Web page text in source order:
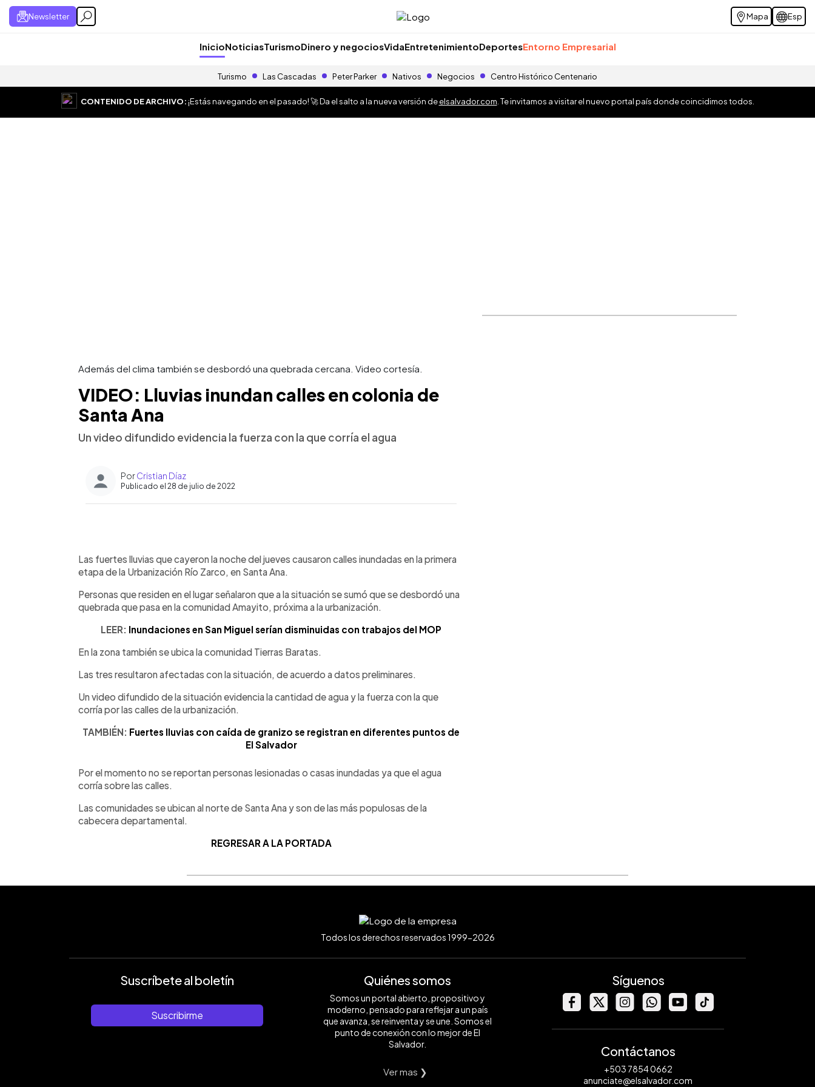
Newsletter Mapa Esp
InicioNoticiasTurismoDinero y negociosVidaEntretenimientoDeportesEntorno Empresarial
Turismo Las Cascadas Peter Parker Nativos Negocios Centro Histórico Centenario
CONTENIDO DE ARCHIVO:¡Estás navegando en el pasado! 🚀 Da el salto a la nueva versión deelsalvador.com . Te invitamos a visitar el nuevo portal país donde coincidimos todos.
Además del clima también se desbordó una quebrada cercana. Video cortesía.
VIDEO: Lluvias inundan calles en colonia de
Santa Ana
Un video difundido evidencia la fuerza con la que corría el agua
PorCristian Díaz
Publicado el 28 de julio de 2022
► Escuchar artículo
Las fuertes lluvias que cayeron la noche del jueves causaron calles inundadas en la primera
etapa de la Urbanización Río Zarco, en Santa Ana.
Personas que residen en el lugar señalaron que a la situación se sumó que se desbordó una
quebrada que pasa en la comunidad Amayito, próxima a la urbanización.
LEER: Inundaciones en San Miguel serían disminuidas con trabajos del MOP
En la zona también se ubica la comunidad Tierras Baratas.
Las tres resultaron afectadas con la situación, de acuerdo a datos preliminares.
Un video difundido de la situación evidencia la cantidad de agua y la fuerza con la que
corría por las calles de la urbanización.
TAMBIÉN: Fuertes lluvias con caída de granizo se registran en diferentes puntos de
El Salvador
Por el momento no se reportan personas lesionadas o casas inundadas ya que el agua
corría sobre las calles.
Las comunidades se ubican al norte de Santa Ana y son de las más populosas de la
cabecera departamental.
REGRESAR A LA PORTADA
Todos los derechos reservados 1999-2026
Suscríbete al boletín
Suscribirme
Quiénes somos
Somos un portal abierto, propositivo y
moderno, pensado para reflejar a un país
que avanza, se reinventa y se une. Somos el
punto de conexión con lo mejor de El
Salvador.
Ver mas ❯
Síguenos
Contáctanos
+503 7854 0662
anunciate@elsalvador.com